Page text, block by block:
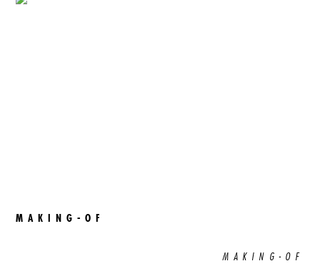
MAKING-OF
MAKING-OF